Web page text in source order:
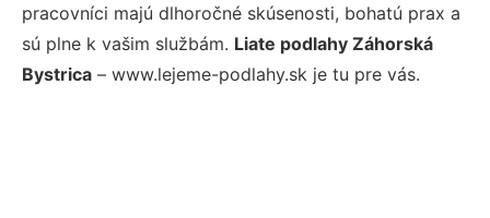
pracovníci majú dlhoročné skúsenosti, bohatú prax a
sú plne k vašim službám. Liate podlahy Záhorská
Bystrica – www.lejeme-podlahy.sk je tu pre vás.